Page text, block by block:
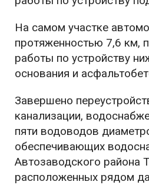
На самом участке
протяженностью 7,6 км,
работы по устройству
основания и
Завершено
канализации,
пяти водоводов
обеспечивающих
Автозаводского района
расположенных рядом